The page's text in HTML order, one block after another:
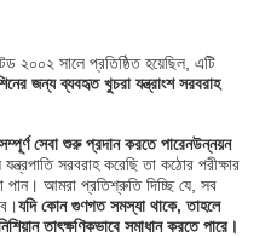
২০০২ সালে প্রতিষ্ঠিত হয়েছিল, এটি
জন্য ব্যবহৃত খুচরা যন্ত্রাংশ সরবরাহ
সেবা শুরু প্রদান করতে পারেনউন্নয়ন
সরবরাহ করেছি তা কঠোর পরীক্ষার
পান। আমরা প্রতিশ্রুতি দিচ্ছি যে, সব
যদি কোন গুণগত সমস্যা থাকে, তাহলে
তাৎক্ষণিকভাবে সমাধান করতে পারে।